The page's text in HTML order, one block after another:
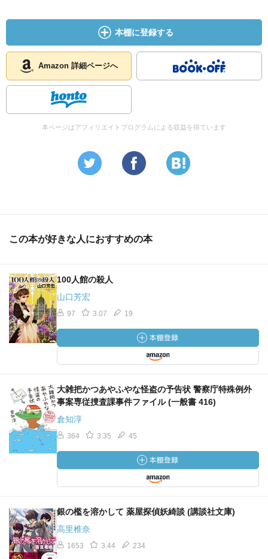
本棚に登録する
Amazon 詳細ページへ
本ページはアフィリエイトプログラムによる収益を得ています
この本が好きな人におすすめの本
100人館の殺人
山口芳宏
97 3.07 19
大雑把かつあやふやな怪盗の予告状 警察庁特殊例外
事案専従捜査課事件ファイル (一般書 416)
倉知淳
364 3.35 45
銀の檻を溶かして 薬屋探偵妖綺談 (講談社文庫)
高里椎奈
1653 3.44 234